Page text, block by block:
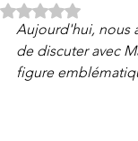
Noté NaN étoiles
Aujourd'hui, nous
de discuter avec
figure